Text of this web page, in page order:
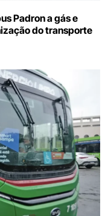
Padron a gás e
do transporte